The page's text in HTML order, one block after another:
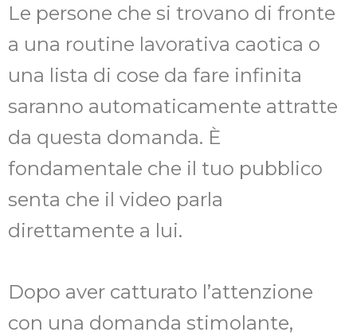
Le persone che si trovano di fronte
a una routine lavorativa caotica o
una lista di cose da fare infinita
saranno automaticamente attratte
da questa domanda. È
fondamentale che il tuo pubblico
senta che il video parla
direttamente a lui.
Dopo aver catturato l’attenzione
con una domanda stimolante,